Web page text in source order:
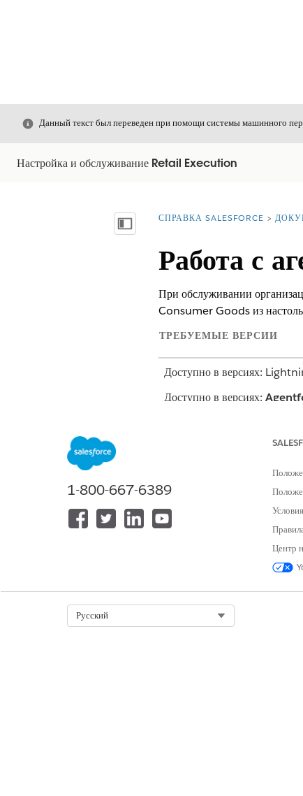
Закрыть
Данный текст был переведен при помощи системы машинного
Настройка и обслуживание Retail Execution
Показать содержание
Вы находитесь здесь:
СПРАВКА SALESFORCE
Работа с
При обслуживании
Consumer Goods из
ТРЕБУЕМЫЕ ВЕРСИИ
Доступно в версиях:
Доступно в версиях:
Предоставьте доступ
Торговые представители
Service (приложение
чатбоксе Agentforce и
1-800-667-6389
Центр
Русский